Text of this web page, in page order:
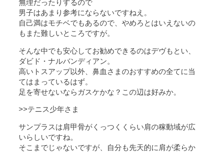
無理だったりするので
男子はあまり参考にならないですねえ。
自己満はモチベでもあるので、やめろとはいえないの
もまた難しいところですが。
そんな中でも安心してお勧めできるのはデヴもとい、
ダビド・ナルバンディアン。
高いトスアップ以外、鼻血さまのおすすめの全てに当
てはまっているはず。
足を寄せないならガスケかな？この辺は好みか。
>>テニス少年さま
サンプラスは肩甲骨がくっつくくらい肩の稼動域が広
いらしいですね。
そこまでじゃないですが、自分も先天的に肩が柔らか